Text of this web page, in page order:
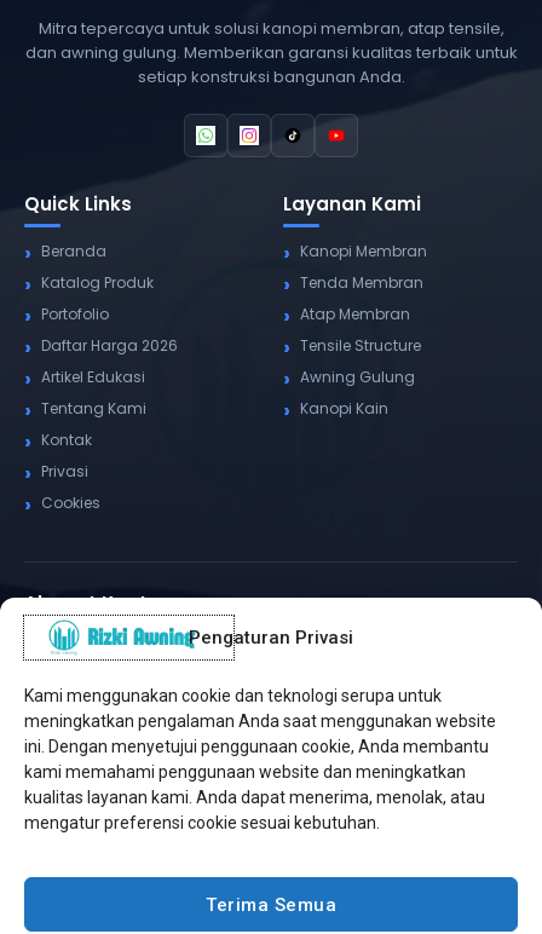
Pengaturan Privasi
Kami menggunakan cookie dan teknologi serupa untuk
meningkatkan pengalaman Anda saat menggunakan website
ini. Dengan menyetujui penggunaan cookie, Anda membantu
kami memahami penggunaan website dan meningkatkan
kualitas layanan kami. Anda dapat menerima, menolak, atau
mengatur preferensi cookie sesuai kebutuhan.
Terima Semua
Mitra tepercaya untuk solusi kanopi membran, atap tensile,
dan awning gulung. Memberikan garansi kualitas terbaik untuk
setiap konstruksi bangunan Anda.
Quick Links
Beranda
Katalog Produk
Portofolio
Daftar Harga 2026
Artikel Edukasi
Tentang Kami
Kontak
Privasi
Cookies
Layanan Kami
Kanopi Membran
Tenda Membran
Atap Membran
Tensile Structure
Awning Gulung
Kanopi Kain
Alamat Kantor
✆ WhatsApp / Telepon
Pusat Sukabumi
Sukamanis, Kadudampit, Sukabumi
Cabang Jakarta
Kembangan, Jakarta Barat
Sektor A3, Tangerang Selatan